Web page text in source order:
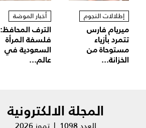
إطلالات النجوم
ميريام فارس
تتمرد بأزياء
مستوحاة من
الخزانة...
أخبار الموضة
الترف المحافظ:
فلسفة المرأة
السعودية في
عالم...
المجلة الالكترونية